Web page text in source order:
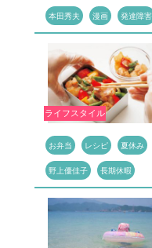
本田秀夫 漫画 発達障害
ライフスタイル
お弁当 レシピ 夏休み
野上優佳子 長期休暇